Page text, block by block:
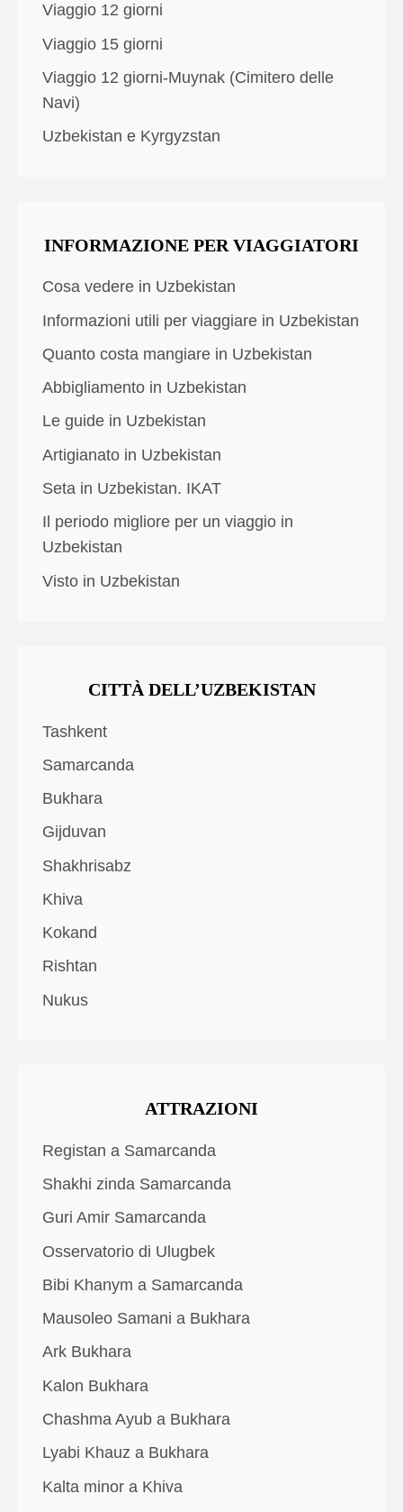
Viaggio 12 giorni
Viaggio 15 giorni
Viaggio 12 giorni-Muynak (Cimitero delle
Navi)
Uzbekistan e Kyrgyzstan
INFORMAZIONE PER VIAGGIATORI
Cosa vedere in Uzbekistan
Informazioni utili per viaggiare in Uzbekistan
Quanto costa mangiare in Uzbekistan
Abbigliamento in Uzbekistan
Le guide in Uzbekistan
Artigianato in Uzbekistan
Seta in Uzbekistan. IKAT
Il periodo migliore per un viaggio in
Uzbekistan
Visto in Uzbekistan
CITTÀ DELL’UZBEKISTAN
Tashkent
Samarcanda
Bukhara
Gijduvan
Shakhrisabz
Khiva
Kokand
Rishtan
Nukus
ATTRAZIONI
Registan a Samarcanda
Shakhi zinda Samarcanda
Guri Amir Samarcanda
Osservatorio di Ulugbek
Bibi Khanym a Samarcanda
Mausoleo Samani a Bukhara
Ark Bukhara
Kalon Bukhara
Chashma Ayub a Bukhara
Lyabi Khauz a Bukhara
Kalta minor a Khiva